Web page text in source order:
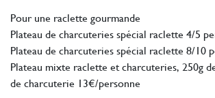
Pour une raclette gourmande
Plateau de charcuteries spécial raclette 4/5
Plateau de charcuteries spécial raclette 8/10
Plateau mixte raclette et charcuteries, 250g
de charcuterie 13€/personne